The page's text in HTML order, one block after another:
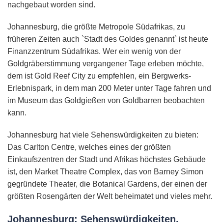
nachgebaut worden sind.
Johannesburg, die größte Metropole Südafrikas, zu
früheren Zeiten auch `Stadt des Goldes genannt` ist heute
Finanzzentrum Südafrikas. Wer ein wenig von der
Goldgräberstimmung vergangener Tage erleben möchte,
dem ist Gold Reef City zu empfehlen, ein Bergwerks-
Erlebnispark, in dem man 200 Meter unter Tage fahren und
im Museum das Goldgießen von Goldbarren beobachten
kann.
Johannesburg hat viele Sehenswürdigkeiten zu bieten:
Das Carlton Centre, welches eines der größten
Einkaufszentren der Stadt und Afrikas höchstes Gebäude
ist, den Market Theatre Complex, das von Barney Simon
gegründete Theater, die Botanical Gardens, der einen der
größten Rosengärten der Welt beheimatet und vieles mehr.
Johannesburg: Sehenswürdigkeiten,